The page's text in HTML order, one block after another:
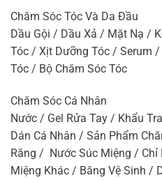
Chăm Sóc Tóc Và Da Đầu
Dầu Gội / Dầu Xả / Mặt Nạ /
Tóc / Xịt Dưỡng Tóc / Serum
Tóc / Bộ Chăm Sóc Tóc
Chăm Sóc Cá Nhân
Nước / Gel Rửa Tay / Khẩu
Dán Cá Nhân / Sản Phẩm
Răng / Nước Súc Miệng / Chỉ
Miệng Khác / Băng Vệ Sinh /